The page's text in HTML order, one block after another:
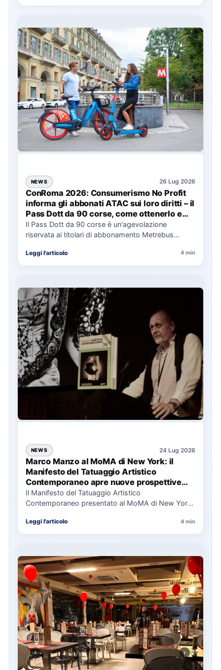
NEWS 26 Lug 2026
ConRoma 2026: Consumerismo No Profit
informa gli abbonati ATAC sui loro diritti – il
Pass Dott da 90 corse, come ottenerlo e
cosa spetta in caso di disservizi
Il Pass Dott da 90 corse è un'agevolazione
riservata ai titolari di abbonamento Metrebus
Leggi l'articolo 4 min
NEWS 24 Lug 2026
Marco Manzo al MoMA di New York: il
Manifesto del Tatuaggio Artistico
Contemporaneo apre nuove prospettive
per il collezionismo
Il Manifesto del Tatuaggio Artistico
Contemporaneo presentato al MoMA di New York
Leggi l'articolo 4 min